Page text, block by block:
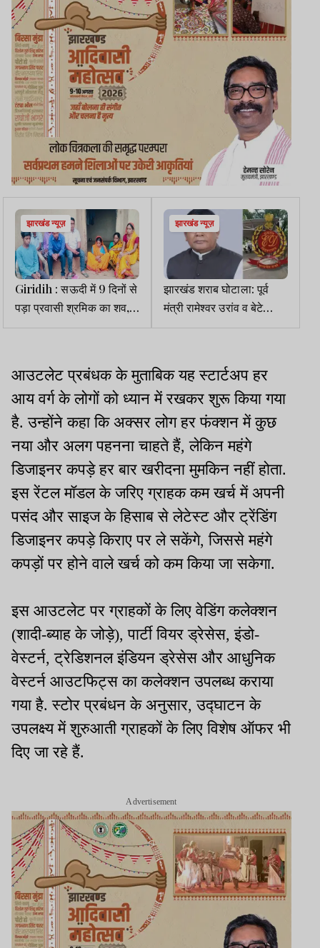
झारखंड न्यूज़
Giridih : सऊदी में 9 दिनों से
पड़ा प्रवासी श्रमिक का शव,
परिजनों ने सरकार से लगाई
झारखंड न्यूज़
झारखंड शराब घोटाला: पूर्व
मंत्री रामेश्वर उरांव व बेटे
रोहित से आज व कल ED
आउटलेट प्रबंधक के मुताबिक यह स्टार्टअप हर
आय वर्ग के लोगों को ध्यान में रखकर शुरू किया गया
है. उन्होंने कहा कि अक्सर लोग हर फंक्शन में कुछ
नया और अलग पहनना चाहते हैं, लेकिन महंगे
डिजाइनर कपड़े हर बार खरीदना मुमकिन नहीं होता.
इस रेंटल मॉडल के जरिए ग्राहक कम खर्च में अपनी
पसंद और साइज के हिसाब से लेटेस्ट और ट्रेंडिंग
डिजाइनर कपड़े किराए पर ले सकेंगे, जिससे महंगे
कपड़ों पर होने वाले खर्च को कम किया जा सकेगा.
इस आउटलेट पर ग्राहकों के लिए वेडिंग कलेक्शन
(शादी-ब्याह के जोड़े), पार्टी वियर ड्रेसेस, इंडो-
वेस्टर्न, ट्रेडिशनल इंडियन ड्रेसेस और आधुनिक
वेस्टर्न आउटफिट्स का कलेक्शन उपलब्ध कराया
गया है. स्टोर प्रबंधन के अनुसार, उद्घाटन के
उपलक्ष्य में शुरुआती ग्राहकों के लिए विशेष ऑफर भी
दिए जा रहे हैं.
Advertisement